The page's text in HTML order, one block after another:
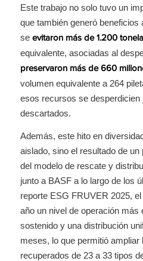
Este trabajo no solo tuvo un
que también generó
se evitaron más de 1.200
equivalente, asociadas al
preservaron más de 660
volumen equivalente a 264
esos recursos se desperdicien
descartados.
Además, este hito en
aislado, sino el resultado de
del modelo de rescate y
junto a BASF a lo largo de los
reporte ESG FRUVER 2025,
año un nivel de operación más
sostenido y una distribución
meses, lo que permitió ampliar
recuperados de 23 a 33 tipos